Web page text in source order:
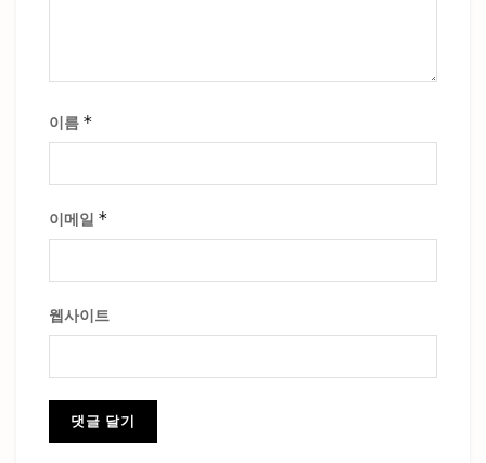
이름 *
이메일 *
웹사이트